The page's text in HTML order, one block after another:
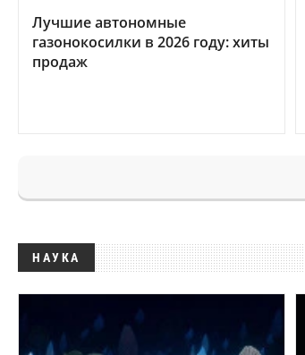
Лучшие автономные
газонокосилки в 2026 году: хиты
продаж
НАУКА